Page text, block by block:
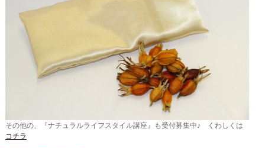
その他の、『ナチュラルライフスタイル講座』も受付募集中♪ くわしくは
コチラ